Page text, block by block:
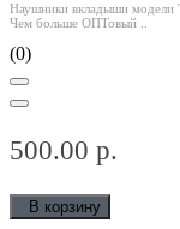
Наушники вкладыши модели
Чем больше ОПТовый ..
(0)
500.00 р.
В корзину